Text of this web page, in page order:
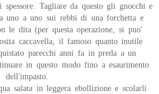
Tagliare da questo gli gnocchi e
uno a uno sui rebbi di una forchetta e
le dita (per questa operazione, si puo'
caccavella, il famoso quanto inutile
parecchi anni fa in preda a un
in questo modo fino a esaurimento
dell'impasto.
salata in leggera ebollizione e scolarli